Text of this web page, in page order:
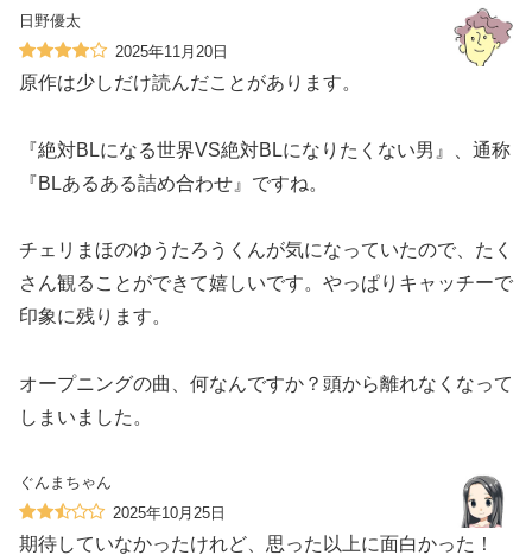
日野優太
2025年11月20日
原作は少しだけ読んだことがあります。
『絶対BLになる世界VS絶対BLになりたくない男』、通称
『BLあるある詰め合わせ』ですね。
チェリまほのゆうたろうくんが気になっていたので、たく
さん観ることができて嬉しいです。やっぱりキャッチーで
印象に残ります。
オープニングの曲、何なんですか？頭から離れなくなって
しまいました。
ぐんまちゃん
2025年10月25日
期待していなかったけれど、思った以上に面白かった！